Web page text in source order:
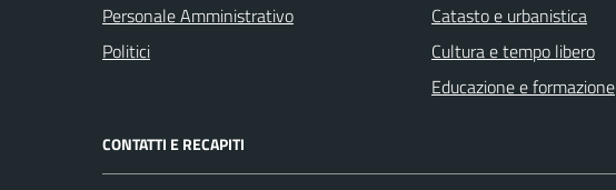
Personale Amministrativo
Politici
Catasto e urbanistica
Cultura e tempo libero
Educazione e formazione
CONTATTI E RECAPITI